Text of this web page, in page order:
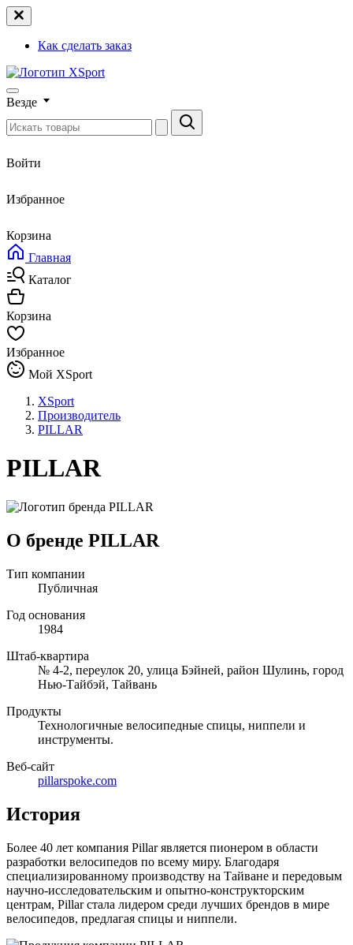
Как сделать заказ
Везде
Войти
Избранное
Корзина
Главная
Каталог
Корзина
Избранное
Мой XSport
XSport
Производитель
PILLAR
PILLAR
О бренде PILLAR
Тип компании
Публичная
Год основания
1984
Штаб-квартира
№ 4-2, переулок 20, улица Бэйней, район Шулинь, город
Нью-Тайбэй, Тайвань
Продукты
Технологичные велосипедные спицы, ниппели и
инструменты.
Веб-сайт
pillarspoke.com
История
Более 40 лет компания Pillar является пионером в области
разработки велосипедов по всему миру. Благодаря
специализированному производству на Тайване и передовым
научно-исследовательским и опытно-конструкторским
центрам, Pillar стала лидером среди лучших брендов в мире
велосипедов, предлагая спицы и ниппели.